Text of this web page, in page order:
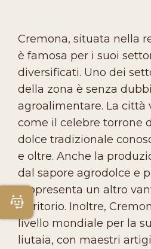
Cremona, situata nella
è famosa per i suoi
diversificati. Uno dei
della zona è senza
agroalimentare. La città
come il celebre torrone
dolce tradizionale
e oltre. Anche la
dal sapore agrodolce e
rappresenta un altro
territorio. Inoltre,
livello mondiale per la
liutaia, con maestri
Apri Chatbot